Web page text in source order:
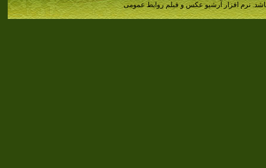
نرم افزار آرشیو عکس و فیلم روابط عمومی